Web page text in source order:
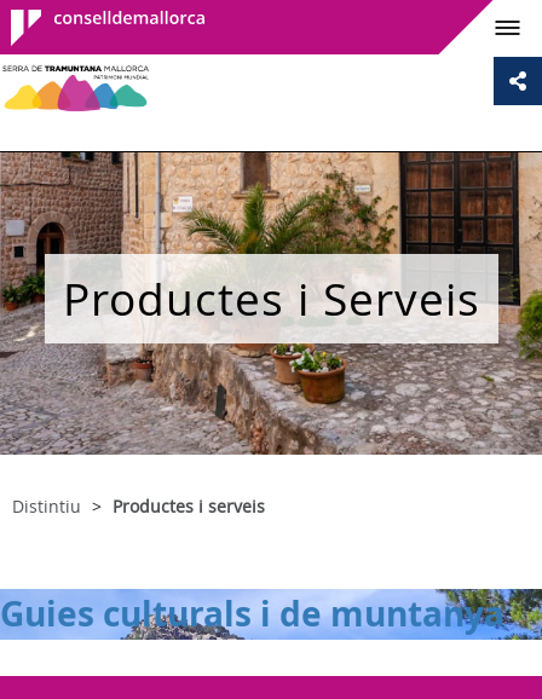
Consell de
Mallorca
Productes i Serveis
Distintiu Productes i serveis
Guies culturals i de muntanya